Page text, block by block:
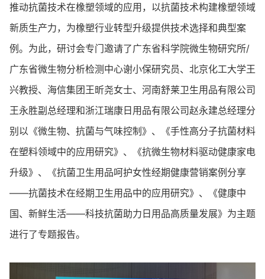
推动抗菌技术在橡塑领域的应用，以抗菌技术构建橡塑领域
新质生产力，为橡塑行业转型升级提供技术选择和典型案
例。为此，研讨会专门邀请了广东省科学院微生物研究所/
广东省微生物分析检测中心谢小保研究员、北京化工大学王
兴教授、海信集团王昕尧女士、河南舒莱卫生用品有限公司
王永胜副总经理和浙江瑞康日用品有限公司赵永建总经理分
别以《微生物、抗菌与气味控制》、《手性高分子抗菌材料
在塑料领域中的应用研究》、《抗微生物材料驱动健康家电
升级》、《抗菌卫生用品呵护女性经期健康营销案例分享
——抗菌技术在经期卫生用品中的应用研究》、《健康中
国、新鲜生活——科技抗菌助力日用品高质量发展》为主题
进行了专题报告。